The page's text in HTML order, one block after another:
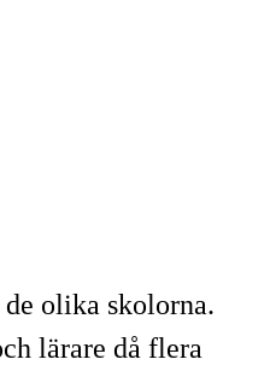
olika skolorna.
lärare då flera